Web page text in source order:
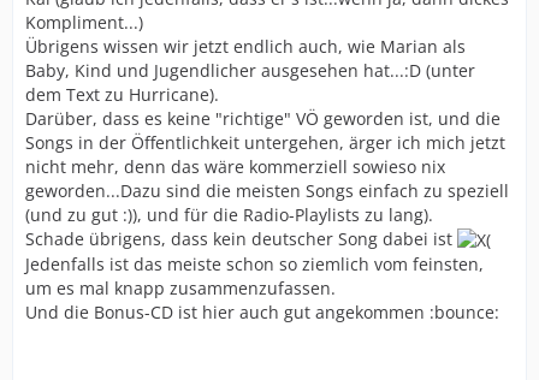
Kompliment...)
Übrigens wissen wir jetzt endlich auch, wie Marian als
Baby, Kind und Jugendlicher ausgesehen hat...:D (unter
dem Text zu Hurricane).
Darüber, dass es keine "richtige" VÖ geworden ist, und die
Songs in der Öffentlichkeit untergehen, ärger ich mich jetzt
nicht mehr, denn das wäre kommerziell sowieso nix
geworden...Dazu sind die meisten Songs einfach zu speziell
(und zu gut :)), und für die Radio-Playlists zu lang).
Schade übrigens, dass kein deutscher Song dabei ist
Jedenfalls ist das meiste schon so ziemlich vom feinsten,
um es mal knapp zusammenzufassen.
Und die Bonus-CD ist hier auch gut angekommen :bounce: